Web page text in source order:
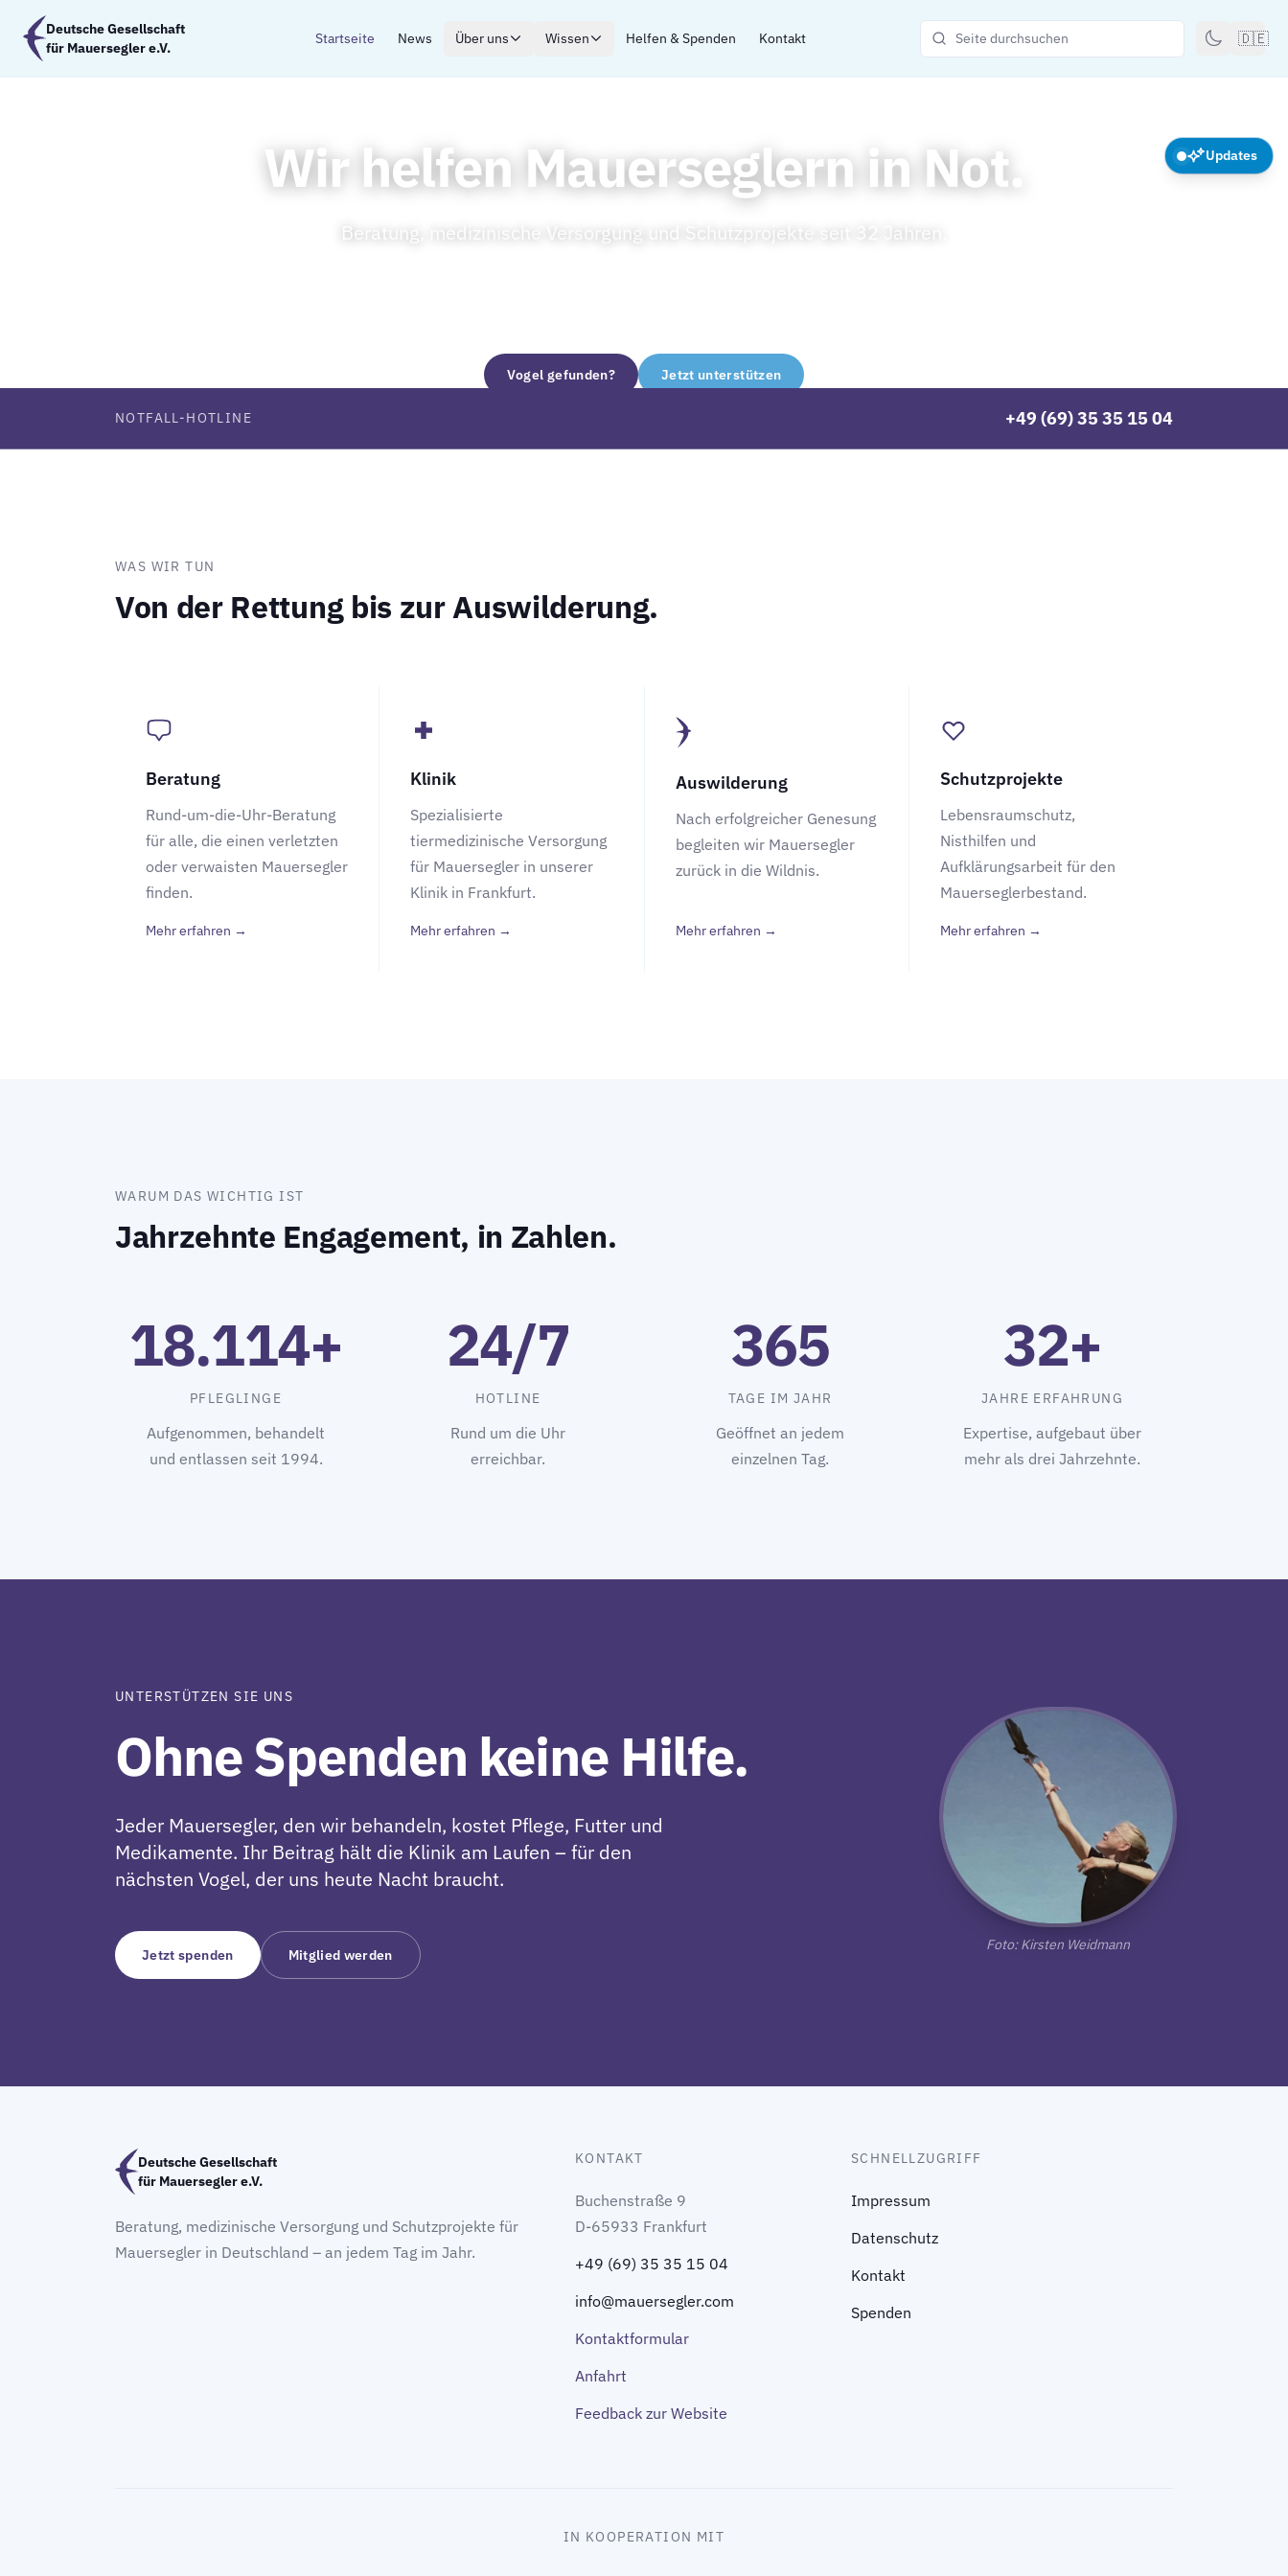
Zum Hauptinhalt springen
Deutsche Gesellschaft
für Mauersegler e.V.
Startseite News Über uns Wissen Helfen & Spenden Kontakt 🇩🇪
Wir helfen Mauerseglern in Not.
Beratung, medizinische Versorgung und Schutzprojekte seit 32 Jahren.
Vogel gefunden? Jetzt unterstützen
NOTFALL-HOTLINE +49 (69) 35 35 15 04
WAS WIR TUN
Von der Rettung bis zur Auswilderung.
Beratung
Rund-um-die-Uhr-Beratung
für alle, die einen verletzten
oder verwaisten Mauersegler
finden.
Mehr erfahren →
Klinik
Spezialisierte
tiermedizinische Versorgung
für Mauersegler in unserer
Klinik in Frankfurt.
Mehr erfahren →
Auswilderung
Nach erfolgreicher Genesung
begleiten wir Mauersegler
zurück in die Wildnis.
Mehr erfahren →
Schutzprojekte
Lebensraumschutz,
Nisthilfen und
Aufklärungsarbeit für den
Mauerseglerbestand.
Mehr erfahren →
WARUM DAS WICHTIG IST
Jahrzehnte Engagement, in Zahlen.
18.114+
PFLEGLINGE
Aufgenommen, behandelt
und entlassen seit 1994.
24/7
HOTLINE
Rund um die Uhr
erreichbar.
365
TAGE IM JAHR
Geöffnet an jedem
einzelnen Tag.
32+
JAHRE ERFAHRUNG
Expertise, aufgebaut über
mehr als drei Jahrzehnte.
UNTERSTÜTZEN SIE UNS
Ohne Spenden keine Hilfe.
Jeder Mauersegler, den wir behandeln, kostet Pflege, Futter und
Medikamente. Ihr Beitrag hält die Klinik am Laufen – für den
nächsten Vogel, der uns heute Nacht braucht.
Jetzt spenden Mitglied werden
Foto: Kirsten Weidmann
Deutsche Gesellschaft
für Mauersegler e.V.
Beratung, medizinische Versorgung und Schutzprojekte für
Mauersegler in Deutschland – an jedem Tag im Jahr.
KONTAKT
Buchenstraße 9
D-65933 Frankfurt
+49 (69) 35 35 15 04
info@mauersegler.com
Kontaktformular
Anfahrt
Feedback zur Website
SCHNELLZUGRIFF
Impressum
Datenschutz
Kontakt
Spenden
IN KOOPERATION MIT
Updates